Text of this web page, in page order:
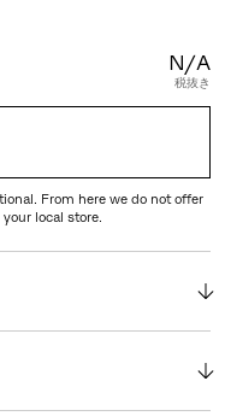
N/A
税抜き
From here we do not offer
local store.